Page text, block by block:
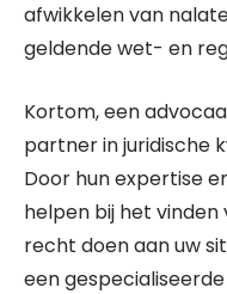
afwikkelen van
geldende wet- en
Kortom, een
partner in juridische
Door hun expertise
helpen bij het vinden
recht doen aan uw
een